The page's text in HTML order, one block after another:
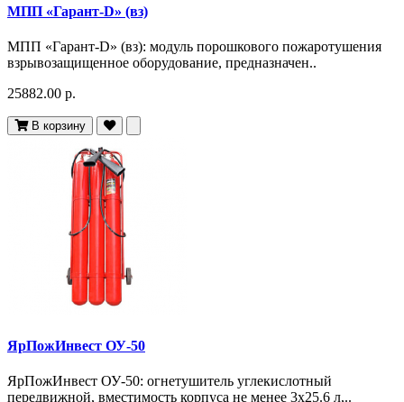
МПП «Гарант-D» (вз)
МПП «Гарант-D» (вз): модуль порошкового пожаротушения
взрывозащищенное оборудование, предназначен..
25882.00 р.
В корзину
ЯрПожИнвест ОУ-50
ЯрПожИнвест ОУ-50: огнетушитель углекислотный
передвижной, вместимость корпуса не менее 3х25.6 л,..